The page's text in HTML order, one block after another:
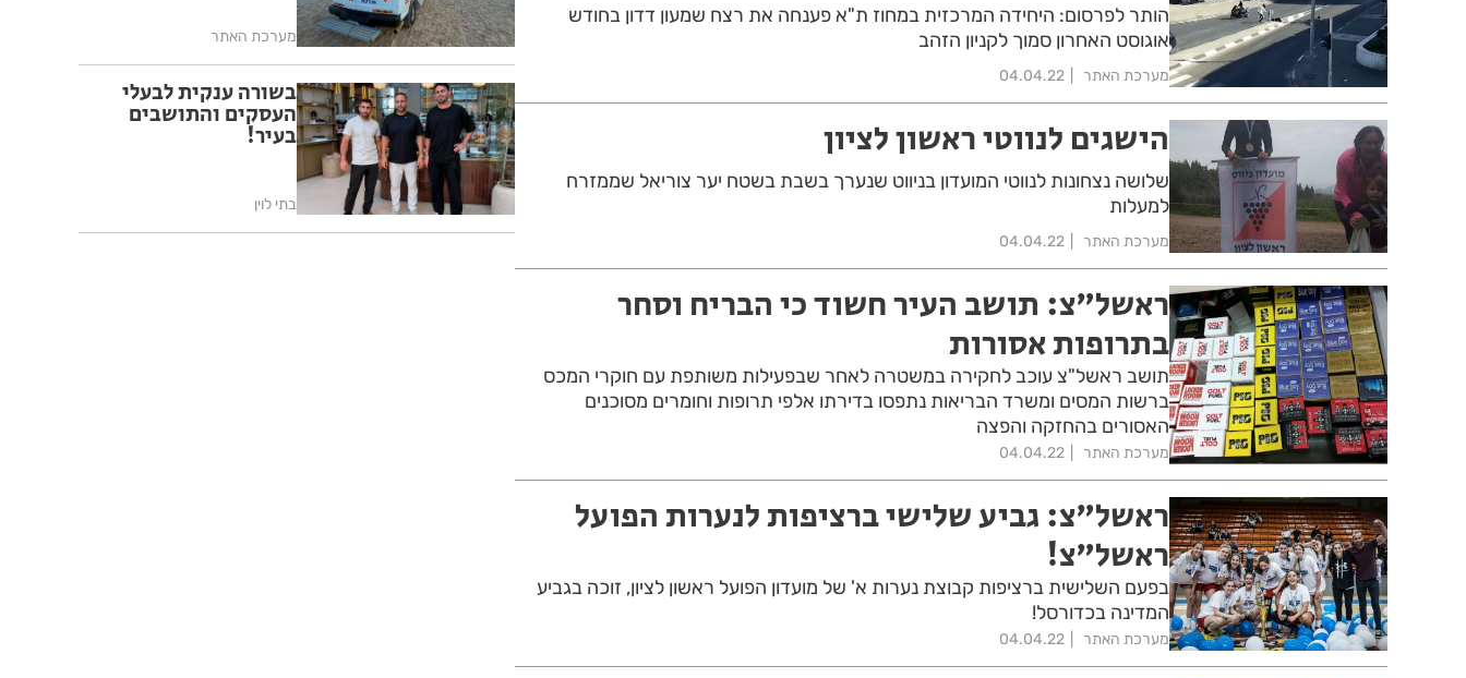
הותר לפרסום: היחידה המרכזית במחוז ת"א פענחה את רצח שמעון דדון בחודש
אוגוסט האחרון סמוך לקניון הזהב
מערכת האתר 04.04.22
הישגים לנווטי ראשון לציון
שלושה נצחונות לנווטי המועדון בניווט שנערך בשבת בשטח יער צוריאל שממזרח
למעלות
מערכת האתר 04.04.22
ראשל"צ: תושב העיר חשוד כי הבריח וסחר
בתרופות אסורות
תושב ראשל"צ עוכב לחקירה במשטרה לאחר שבפעילות משותפת עם חוקרי המכס
ברשות המסים ומשרד הבריאות נתפסו בדירתו אלפי תרופות וחומרים מסוכנים
האסורים בהחזקה והפצה
מערכת האתר 04.04.22
ראשל"צ: גביע שלישי ברציפות לנערות הפועל
ראשל"צ!
בפעם השלישית ברציפות קבוצת נערות א' של מועדון הפועל ראשון לציון, זוכה בגביע
המדינה בכדורסל!
מערכת האתר 04.04.22
מערכת האתר
בשורה ענקית לבעלי
העסקים והתושבים
בעיר!
בתי לוין